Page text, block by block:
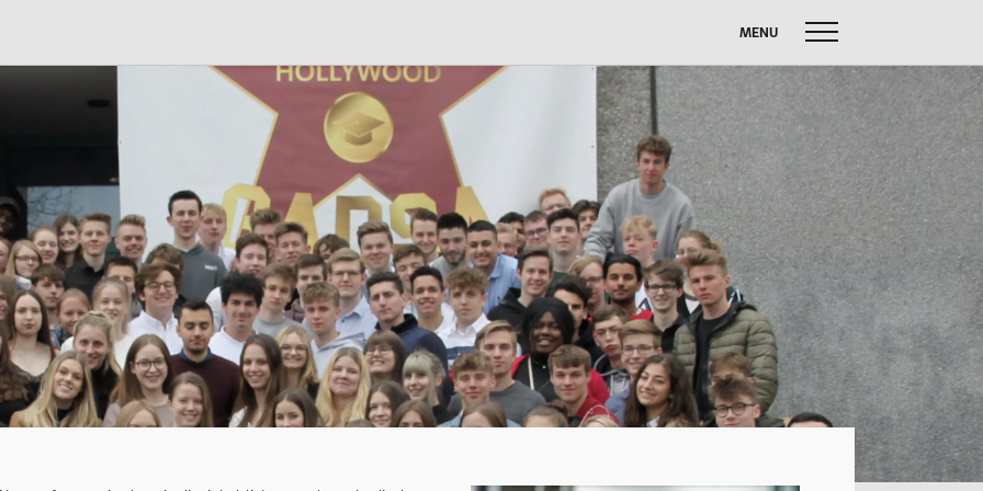
MENU
nach:
&
13plus Nachmittagsangebot
Austausche und Fahrten
Europa
Berufliche Orientierung
Beratung
Menschen und Werke des
LERNEN
Fächer
Erprobungsstufe
Mittelstufe
Oberstufe
Wettbewerbe
Forschung
SERVICE
Anfahrt
Krankmeldung
Downloads
Stundenpläne
Kontakt
FUSSBALL W
SOMMERBRIEF